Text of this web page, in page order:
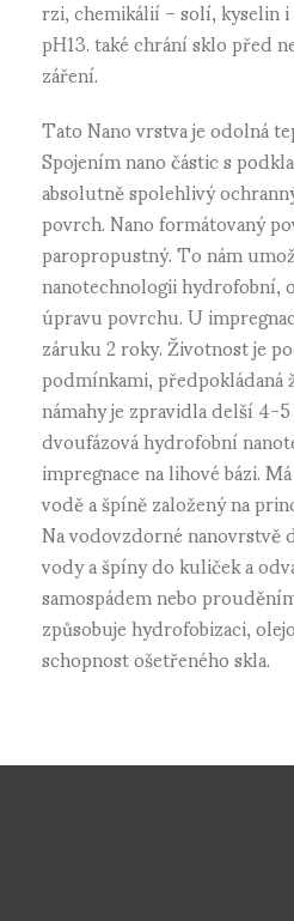
rzi, chemikálií – solí, kyselin
pH13. také chrání sklo před
záření.
Tato Nano vrstva je odolná
Spojením nano částic s
absolutně spolehlivý
povrch. Nano formátovaný
paropropustný. To nám
nanotechnologii hydrofobní,
úpravu povrchu. U
záruku 2 roky. Životnost je
podmínkami,
námahy je zpravidla delší
dvoufázová hydrofobní
impregnace na lihové bázi.
vodě a špíně založený na
Na vodovzdorné
vody a špíny do kuliček a
samospádem nebo
způsobuje hydrofobizaci,
schopnost ošetřeného skla.